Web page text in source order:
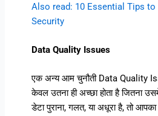
Also read: 10 Essential Tips
Security
Data Quality Issues
एक अन्य आम चुनौती Data Quality
केवल उतना ही अच्छा होता है जितना
डेटा पुराना, गलत, या अधूरा है, तो